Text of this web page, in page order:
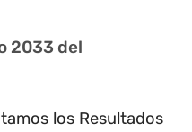
2033 del
los Resultados